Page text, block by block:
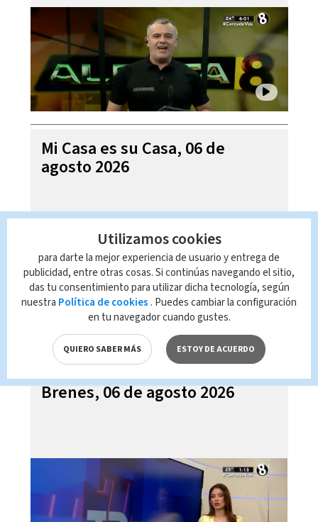
Mi Casa es su Casa, 06 de
agosto 2026
Telediario En Directo con Paula
Brenes, 06 de agosto 2026
Utilizamos cookies
para darte la mejor experiencia de usuario y entrega de
publicidad, entre otras cosas. Si continúas navegando el sitio,
das tu consentimiento para utilizar dicha tecnología, según
nuestra Política de cookies . Puedes cambiar la configuración
en tu navegador cuando gustes.
QUIERO SABER MÁS ESTOY DE ACUERDO